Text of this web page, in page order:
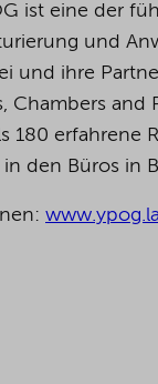
ist eine der
und
und ihre
Chambers
180 erfahrene
den Büros in